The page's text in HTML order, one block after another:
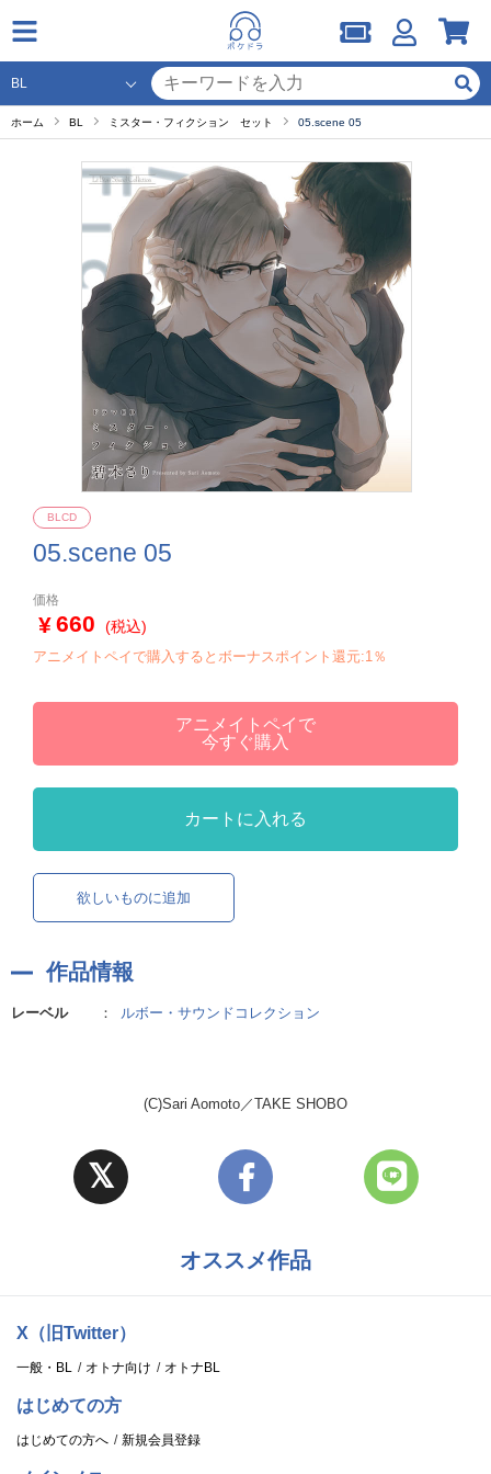
ホーム BL ミスター・フィクション セット 05.scene 05
05.scene 05
BLCD
価格
660 (税込)
アニメイトペイで購入するとボーナスポイント還元:1％
アニメイトペイで
今すぐ購入
カートに入れる
欲しいものに追加
作品情報
レーベル ： ルボー・サウンドコレクション
(C)Sari Aomoto／TAKE SHOBO
オススメ作品
X（旧Twitter）
一般・BL オトナ向け オトナBL
はじめての方
はじめての方へ 新規会員登録